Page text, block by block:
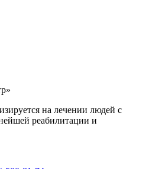
на лечении людей с
реабилитации и